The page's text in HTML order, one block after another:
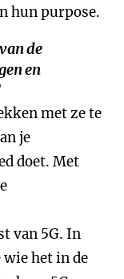
hun purpose.
de
en
met ze te
je
doet. Met
van 5G. In
het in de